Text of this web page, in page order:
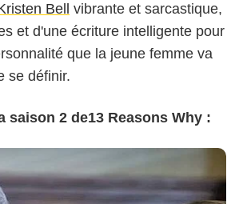
Bell
vibrante et sarcastique,
et d'une écriture intelligente pour
que la jeune femme va
se définir.
saison 2 de13 Reasons Why :